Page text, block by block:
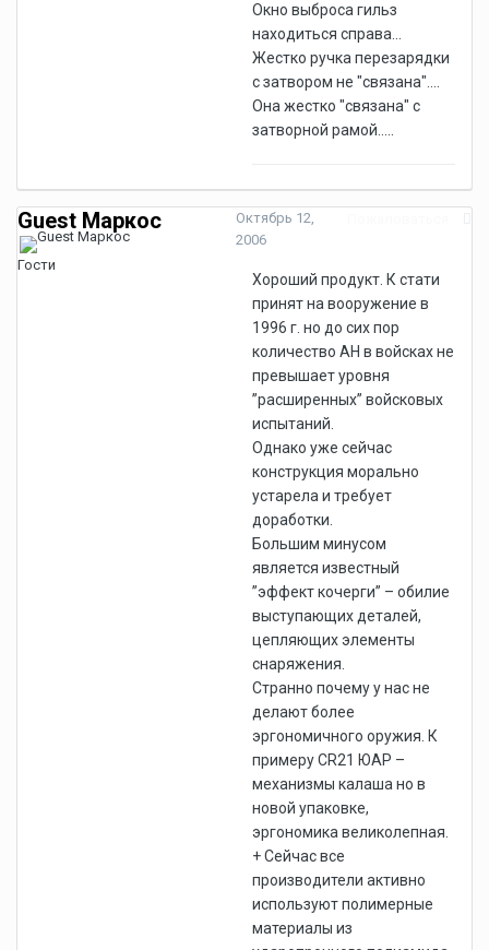
Окно выброса гильз
находиться справа...
Жестко ручка перезарядки
с затвором не "связана"....
Она жестко "связана" с
затворной рамой.....
Guest Маркос
Гости
Октябрь 12,
2006
Хороший продукт. К стати
принят на вооружение в
1996 г. но до сих пор
количество АН в войсках не
превышает уровня
”расширенных” войсковых
испытаний.
Однако уже сейчас
конструкция морально
устарела и требует
доработки.
Большим минусом
является известный
”эффект кочерги” – обилие
выступающих деталей,
цепляющих элементы
снаряжения.
Странно почему у нас не
делают более
эргономичного оружия. К
примеру CR21 ЮАР –
механизмы калаша но в
новой упаковке,
эргономика великолепная.
+ Сейчас все
производители активно
используют полимерные
материалы из